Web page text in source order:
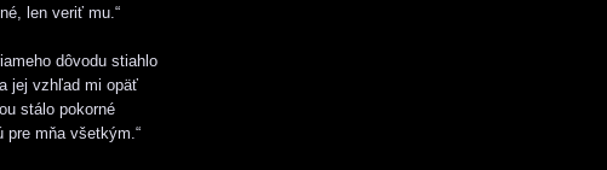
len veriť mu.“
dôvodu stiahlo
jej vzhľad mi opäť
stálo pokorné
pre mňa všetkým.“